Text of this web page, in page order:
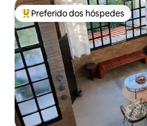
Entre os melhores preferidos
Preferido dos hóspedes